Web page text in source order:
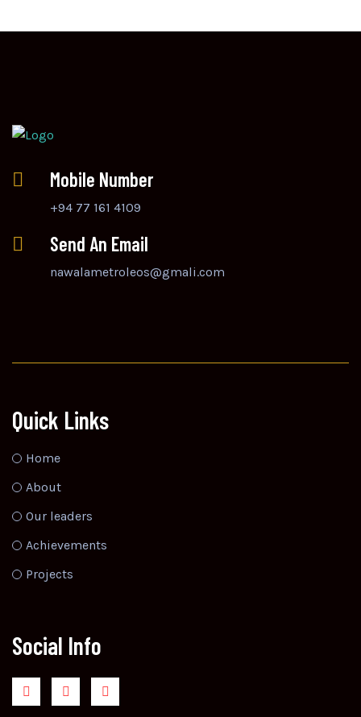
Mobile Number
+94 77 161 4109
Send An Email
nawalametroleos@gmali.com
Quick Links
Home
About
Our leaders
Achievements
Projects
Social Info